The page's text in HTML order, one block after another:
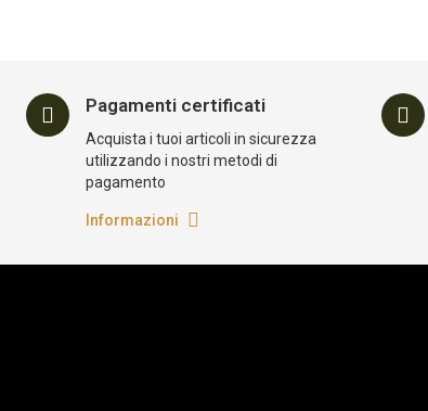
Pagamenti certificati
Acquista i tuoi articoli in sicurezza
utilizzando i nostri metodi di
pagamento
Informazioni